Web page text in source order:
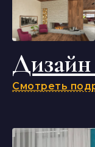
Дизайн
Смотреть